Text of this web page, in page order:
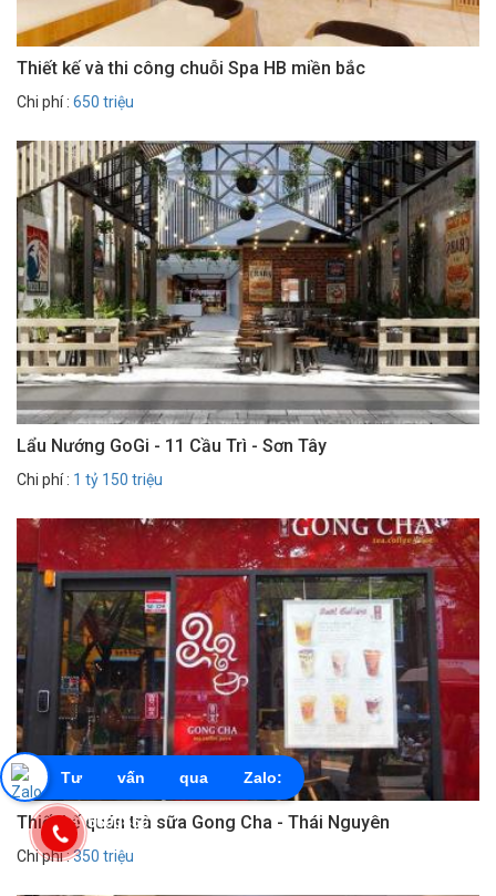
Thiết kế và thi công chuỗi Spa HB miền bắc
Chi phí : 650 triệu
Lẩu Nướng GoGi - 11 Cầu Trì - Sơn Tây
Chi phí : 1 tỷ 150 triệu
Thiết kế quán trà sữa Gong Cha - Thái Nguyên
Chi phí :350 triệu
Tư vấn qua Zalo:
0855603456